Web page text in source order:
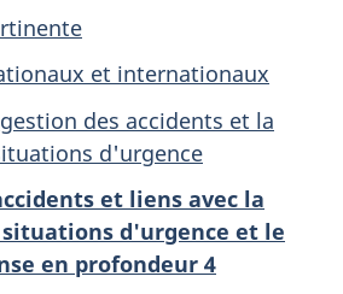
et internationaux
des accidents et la
d'urgence
et liens avec la
d'urgence et le
en profondeur 4